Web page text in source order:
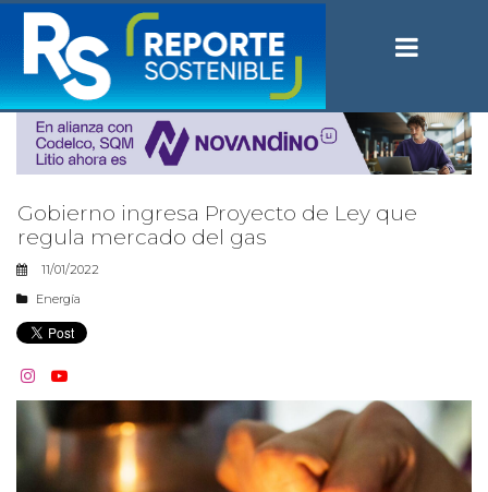
Gobierno ingresa Proyecto de Ley que
regula mercado del gas
11/01/2022
Energía
 